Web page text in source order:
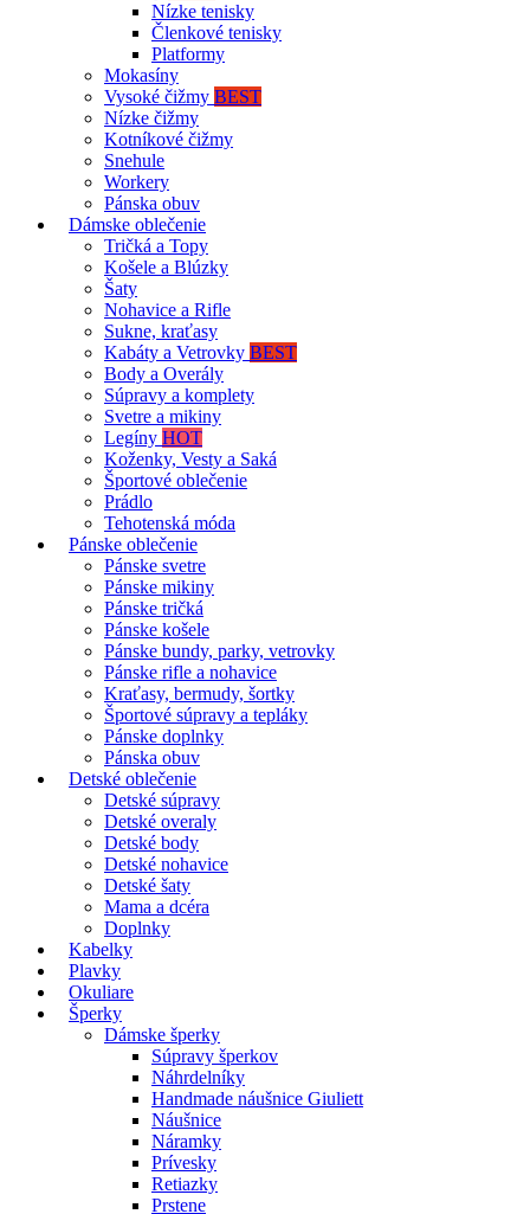
Nízke tenisky
Členkové tenisky
Platformy
Mokasíny
Vysoké čižmy BEST
Nízke čižmy
Kotníkové čižmy
Snehule
Workery
Pánska obuv
Dámske oblečenie
Tričká a Topy
Košele a Blúzky
Šaty
Nohavice a Rifle
Sukne, kraťasy
Kabáty a Vetrovky BEST
Body a Overály
Súpravy a komplety
Svetre a mikiny
Legíny HOT
Koženky, Vesty a Saká
Športové oblečenie
Prádlo
Tehotenská móda
Pánske oblečenie
Pánske svetre
Pánske mikiny
Pánske tričká
Pánske košele
Pánske bundy, parky, vetrovky
Pánske rifle a nohavice
Kraťasy, bermudy, šortky
Športové súpravy a tepláky
Pánske doplnky
Pánska obuv
Detské oblečenie
Detské súpravy
Detské overaly
Detské body
Detské nohavice
Detské šaty
Mama a dcéra
Doplnky
Kabelky
Plavky
Okuliare
Šperky
Dámske šperky
Súpravy šperkov
Náhrdelníky
Handmade náušnice Giuliett
Náušnice
Náramky
Prívesky
Retiazky
Prstene